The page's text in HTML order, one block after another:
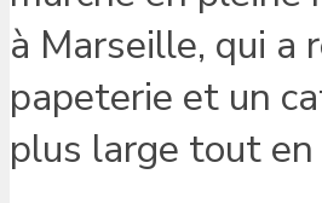
à Marseille, qui a
papeterie et un
plus large tout